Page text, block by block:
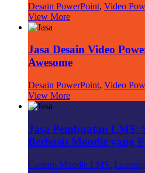
Desain PowerPoint, Video
View More
Jasa Desain Video
Awesome
Desain PowerPoint, Video
View More
Jasa Pembuatan LMS:
Berbasis Moodle yang
Custom Moodle LMS,